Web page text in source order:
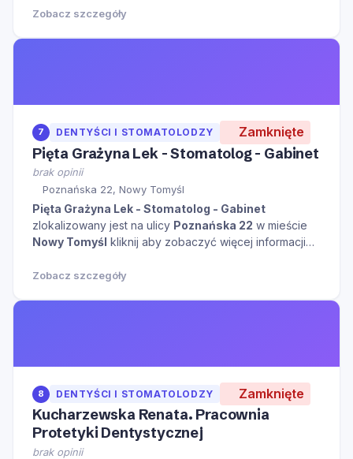
Zobacz szczegóły
7 DENTYŚCI I STOMATOLODZY Zamknięte
Pięta Grażyna Lek - Stomatolog - Gabinet
brak opinii
Poznańska 22, Nowy Tomyśl
Pięta Grażyna Lek - Stomatolog - Gabinet
zlokalizowany jest na ulicy Poznańska 22 w mieście
Nowy Tomyśl kliknij aby zobaczyć więcej informacji
Zobacz szczegóły
8 DENTYŚCI I STOMATOLODZY Zamknięte
Kucharzewska Renata. Pracownia
Protetyki Dentystycznej
brak opinii